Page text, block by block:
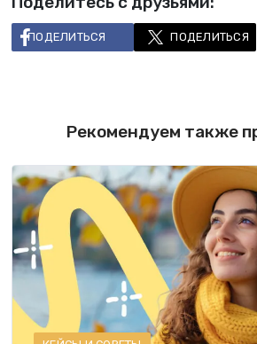
ПОДЕЛИТЬСЯ ПОДЕЛИТЬСЯ
Рекомендуем также